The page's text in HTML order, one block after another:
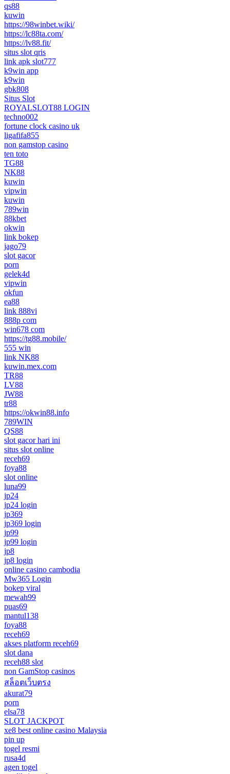
qs88
kuwin
https://98winbet.wiki/
https://lc88ta.com/
https://lv88.fit/
situs slot qris
link apk slot777
k9win app
k9win
gbk808
Situs Slot
ROYALSLOT88 LOGIN
techno002
fortune clock casino uk
ligafifa855
non gamstop casino
ten toto
TG88
NK88
kuwin
vipwin
kuwin
789win
88kbet
okwin
link bokep
jago79
slot gacor
porn
gelek4d
vipwin
okfun
ea88
link 888vi
888p com
win678 com
https://tg88.mobile/
555 win
link NK88
kuwin.mex.com
TR88
LV88
JW88
tr88
https://okwin88.info
789WIN
QS88
slot gacor hari ini
situs slot online
receh69
foya88
slot online
luna99
jp24
jp24 login
jp369
jp369 login
jp99
jp99 login
jp8
jp8 login
online casino cambodia
Mw365 Login
bokep viral
mewah99
puas69
mantul138
foya88
receh69
akses platform receh69
slot dana
receh88 slot
non GamStop casinos
สล็อตเว็บตรง
akurat79
porn
elsa78
SLOT JACKPOT
xe8 best online casino Malaysia
pin up
togel resmi
rusa4d
agen togel